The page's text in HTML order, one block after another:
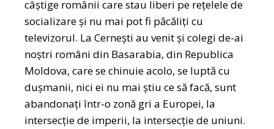
câștige românii care stau liberi pe rețelele de
socializare și nu mai pot fi păcăliți cu
televizorul. La Cernești au venit și colegi de-ai
noștri români din Basarabia, din Republica
Moldova, care se chinuie acolo, se luptă cu
dușmanii, nici ei nu mai știu ce să facă, sunt
abandonați într-o zonă gri a Europei, la
intersecție de imperii, la intersecție de uniuni.